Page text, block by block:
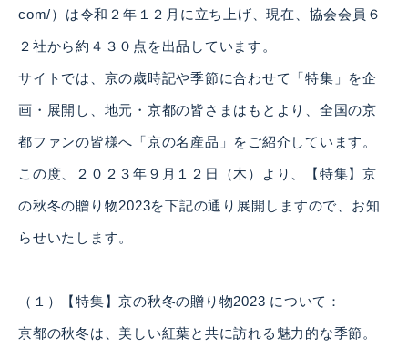
com/）は令和２年１２月に立ち上げ、現在、協会会員６
２社から約４３０点を出品しています。
サイトでは、京の歳時記や季節に合わせて「特集」を企
画・展開し、地元・京都の皆さまはもとより、全国の京
都ファンの皆様へ「京の名産品」をご紹介しています。
この度、２０２３年９月１２日（木）より、【特集】京
の秋冬の贈り物2023を下記の通り展開しますので、お知
らせいたします。
（１）【特集】京の秋冬の贈り物2023 について：
京都の秋冬は、美しい紅葉と共に訪れる魅力的な季節。